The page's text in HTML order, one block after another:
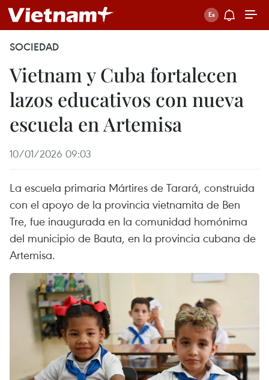
SOCIEDAD
Vietnam y Cuba fortalecen
lazos educativos con nueva
escuela en Artemisa
10/01/2026 09:03
La escuela primaria Mártires de Tarará, construida
con el apoyo de la provincia vietnamita de Ben
Tre, fue inaugurada en la comunidad homónima
del municipio de Bauta, en la provincia cubana de
Artemisa.